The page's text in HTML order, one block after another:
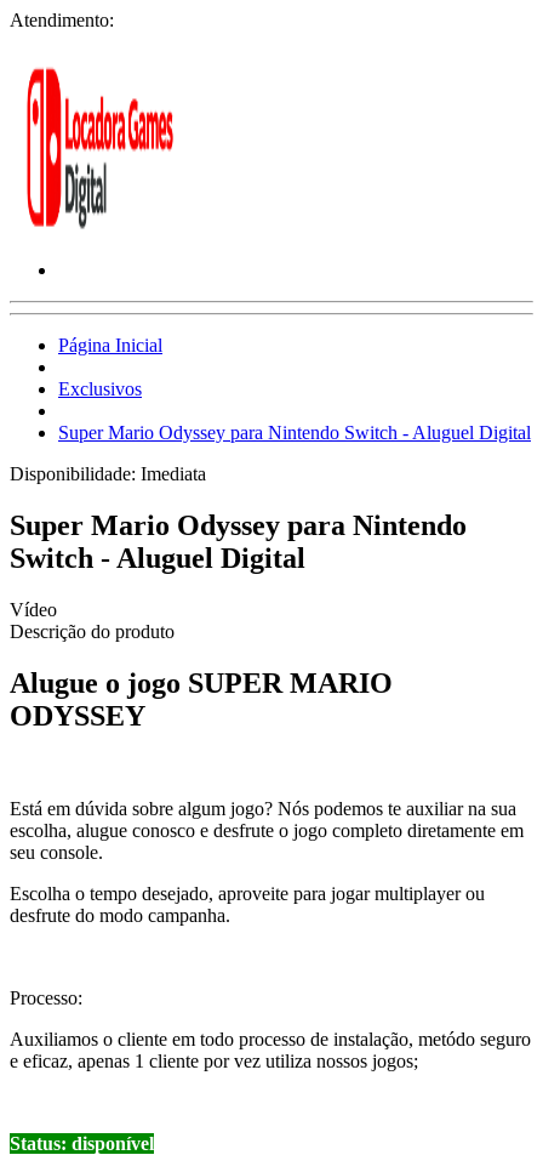
Atendimento:
Página Inicial
Exclusivos
Super Mario Odyssey para Nintendo Switch - Aluguel Digital
Disponibilidade: Imediata
Super Mario Odyssey para Nintendo
Switch - Aluguel Digital
Vídeo
Descrição do produto
Alugue o jogo SUPER MARIO
ODYSSEY
Está em dúvida sobre algum jogo? Nós podemos te auxiliar na sua
escolha, alugue conosco e desfrute o jogo completo diretamente em
seu console.
Escolha o tempo desejado, aproveite para jogar multiplayer ou
desfrute do modo campanha.
Processo:
Auxiliamos o cliente em todo processo de instalação, metódo seguro
e eficaz, apenas 1 cliente por vez utiliza nossos jogos;
Status: disponível